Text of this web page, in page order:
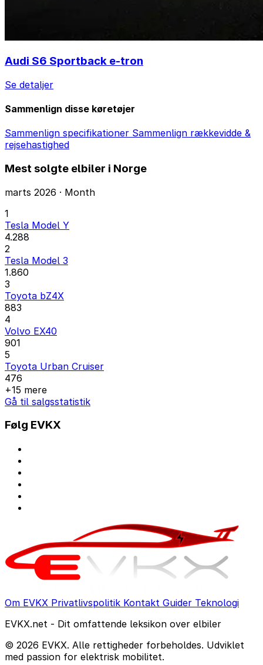
Audi S6 Sportback e-tron
Se detaljer
Sammenlign disse køretøjer
Sammenlign specifikationer Sammenlign rækkevidde &
rejsehastighed
Mest solgte elbiler i Norge
marts 2026 · Month
1
Tesla Model Y
4.288
2
Tesla Model 3
1.860
3
Toyota bZ4X
883
4
Volvo EX40
901
5
Toyota Urban Cruiser
476
+15 mere
Gå til salgsstatistik
Følg EVKX
Om EVKX Privatlivspolitik Kontakt Guider Teknologi
EVKX.net - Dit omfattende leksikon over elbiler
© 2026 EVKX. Alle rettigheder forbeholdes. Udviklet
med passion for elektrisk mobilitet.